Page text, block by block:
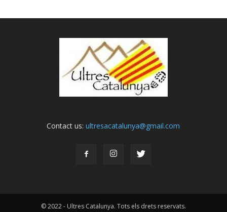
Contact us:ultresacatalunya@gmail.com
© 2022 - Ultres Catalunya. Tots els drets reservats.